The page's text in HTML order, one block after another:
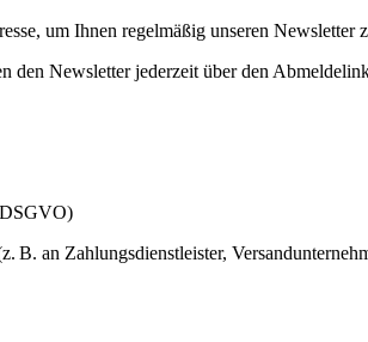
um Ihnen regelmäßig unseren Newsletter
Newsletter jederzeit über den
B. an Zahlungsdienstleister,